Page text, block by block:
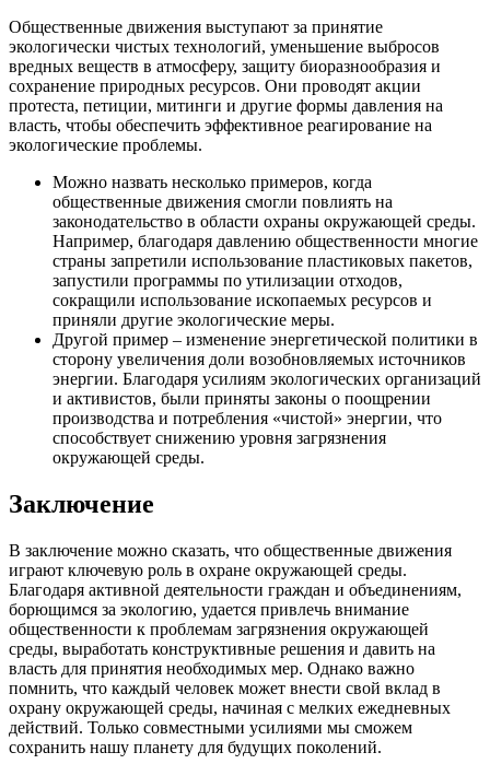
Общественные движения выступают за принятие
экологически чистых технологий, уменьшение выбросов
вредных веществ в атмосферу, защиту биоразнообразия и
сохранение природных ресурсов. Они проводят акции
протеста, петиции, митинги и другие формы давления на
власть, чтобы обеспечить эффективное реагирование на
экологические проблемы.
Можно назвать несколько примеров, когда
общественные движения смогли повлиять на
законодательство в области охраны окружающей среды.
Например, благодаря давлению общественности многие
страны запретили использование пластиковых пакетов,
запустили программы по утилизации отходов,
сокращили использование ископаемых ресурсов и
приняли другие экологические меры.
Другой пример – изменение энергетической политики в
сторону увеличения доли возобновляемых источников
энергии. Благодаря усилиям экологических организаций
и активистов, были приняты законы о поощрении
производства и потребления «чистой» энергии, что
способствует снижению уровня загрязнения
окружающей среды.
Заключение
В заключение можно сказать, что общественные движения
играют ключевую роль в охране окружающей среды.
Благодаря активной деятельности граждан и объединениям,
борющимся за экологию, удается привлечь внимание
общественности к проблемам загрязнения окружающей
среды, выработать конструктивные решения и давить на
власть для принятия необходимых мер. Однако важно
помнить, что каждый человек может внести свой вклад в
охрану окружающей среды, начиная с мелких ежедневных
действий. Только совместными усилиями мы сможем
сохранить нашу планету для будущих поколений.